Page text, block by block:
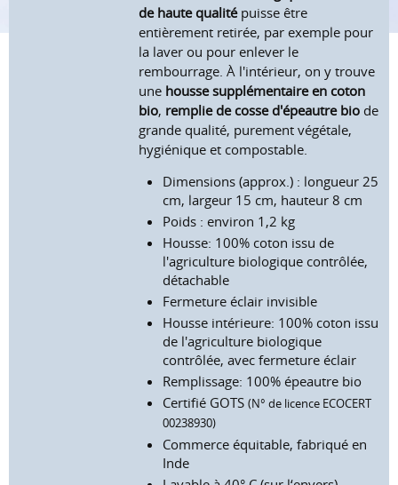
de haute qualitépuisse être
entièrement retirée, par exemple pour
la laver ou pour enlever le
rembourrage. À l'intérieur, on y trouve
une housse supplémentaire en coton
bio, remplie de cosse d'épeautre bio de
grande qualité, purement végétale,
hygiénique et compostable.
Dimensions (approx.) : longueur 25
cm, largeur 15 cm, hauteur 8 cm
Poids : environ 1,2 kg
Housse: 100% coton issu de
l'agriculture biologique contrôlée,
détachable
Fermeture éclair invisible
Housse intérieure: 100% coton issu
de l'agriculture biologique
contrôlée, avec fermeture éclair
Remplissage: 100% épeautre bio
Certifié GOTS(N° de licence ECOCERT
00238930)
Commerce équitable, fabriqué en
Inde